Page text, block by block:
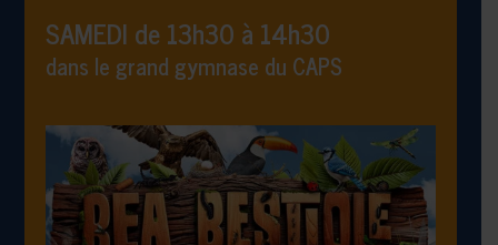
SAMEDI de 13h30 à 14h30
dans le grand gymnase du CAPS